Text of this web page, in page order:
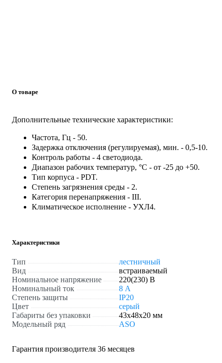
О товаре
Дополнительные технические характеристики:
Частота, Гц - 50.
Задержка отключения (регулируемая), мин. - 0,5-10.
Контроль работы - 4 светодиода.
Диапазон рабочих температур, °C - от -25 до +50.
Тип корпуса - PDT.
Степень загрязнения среды - 2.
Категория перенапряжения - III.
Климатическое исполнение - УХЛ4.
Характеристики
Тип
лестничный
Вид
встраиваемый
Номинальное напряжение
220(230) В
Номинальный ток
8 А
Степень защиты
IP20
Цвет
серый
Габариты без упаковки
43х48х20 мм
Модельный ряд
ASO
Гарантия производителя 36 месяцев